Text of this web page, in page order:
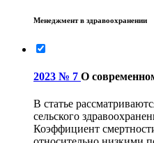
Менеджмент в здравоохранении
2023 № 7 О
В статье
сельского
Коэффициент